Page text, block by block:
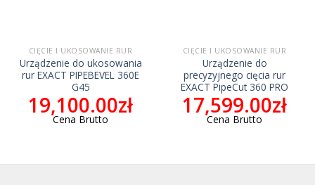
CIĘCIE I UKOSOWANIE RUR
Urządzenie do ukosowania
rur EXACT PIPEBEVEL 360E
G45
19,100.00zł
Cena Brutto
CIĘCIE I UKOSOWANIE RUR
Urządzenie do
precyzyjnego cięcia rur
EXACT PipeCut 360 PRO
17,599.00zł
Cena Brutto